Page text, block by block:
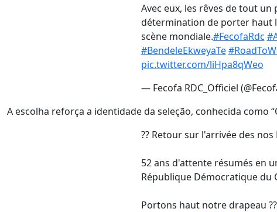
Avec eux, les rêves de tout
détermination de porter haut
scène mondiale.#FecofaRdc
#BendeleEkweyaTe
pic.twitter.com/liHpa8qWeo
— Fecofa RDC_Officiel
A escolha reforça a identidade da seleção, conhecida como
?? Retour sur l'arrivée des
52 ans d'attente résumés en
République Démocratique du
Portons haut notre drapeau